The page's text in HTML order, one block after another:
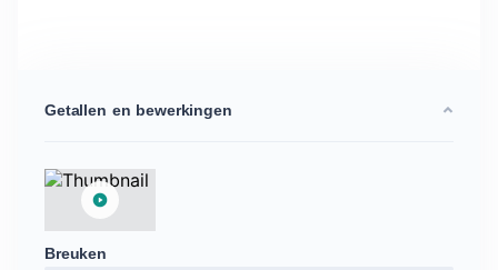
Getallen en bewerkingen
Breuken